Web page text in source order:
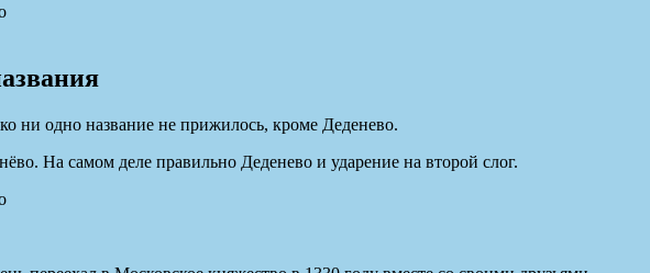
ни одно название не прижилось, кроме Деденево.
На самом деле правильно Деденево и ударение на второй слог.